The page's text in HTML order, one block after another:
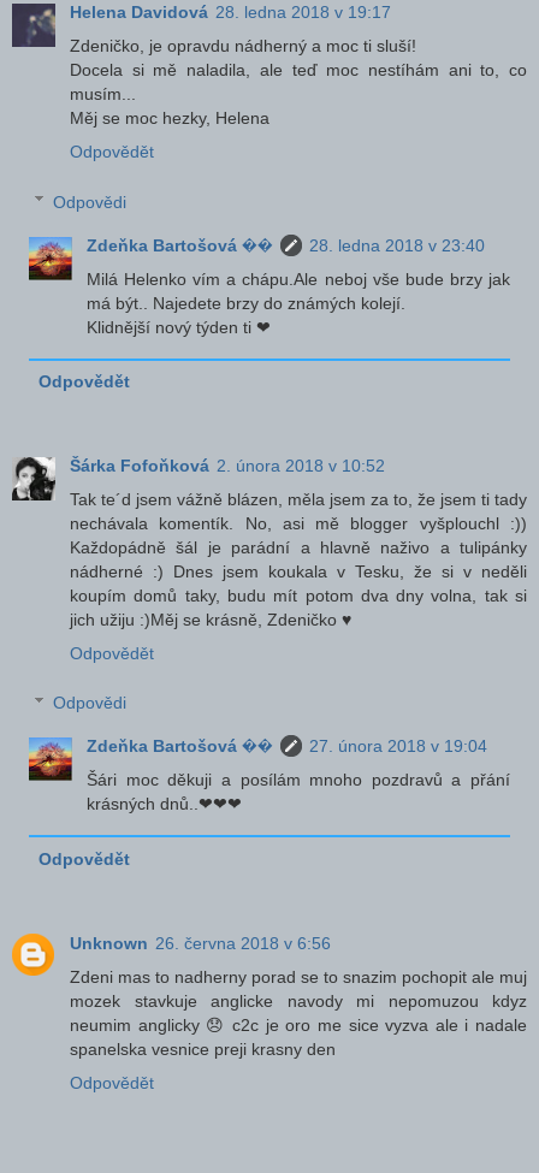
Helena Davidová 28. ledna 2018 v 19:17
Zdeničko, je opravdu nádherný a moc ti sluší!
Docela si mě naladila, ale teď moc nestíhám ani to, co
musím...
Měj se moc hezky, Helena
Odpovědět
Odpovědi
Zdeňka Bartošová ��
28. ledna 2018 v 23:40
Milá Helenko vím a chápu.Ale neboj vše bude brzy jak
má být.. Najedete brzy do známých kolejí.
Klidnější nový týden ti ❤
Odpovědět
Šárka Fofoňková 2. února 2018 v 10:52
Tak te´d jsem vážně blázen, měla jsem za to, že jsem ti tady
nechávala komentík. No, asi mě blogger vyšplouchl :))
Každopádně šál je parádní a hlavně naživo a tulipánky
nádherné :) Dnes jsem koukala v Tesku, že si v neděli
koupím domů taky, budu mít potom dva dny volna, tak si
jich užiju :)Měj se krásně, Zdeničko ♥
Odpovědět
Odpovědi
Zdeňka Bartošová ��
27. února 2018 v 19:04
Šári moc děkuji a posílám mnoho pozdravů a přání
krásných dnů..❤❤❤
Odpovědět
Unknown 26. června 2018 v 6:56
Zdeni mas to nadherny porad se to snazim pochopit ale muj
mozek stavkuje anglicke navody mi nepomuzou kdyz
neumim anglicky 😞 c2c je oro me sice vyzva ale i nadale
spanelska vesnice preji krasny den
Odpovědět